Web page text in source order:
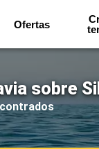
Ofertas
sobre